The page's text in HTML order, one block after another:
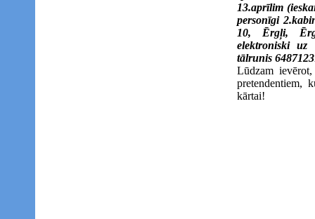
13.aprīlim
personīgi
10, Ērgļi,
elektroniski uz
tālrunis
Lūdzam
pretendentiem,
kārtai!